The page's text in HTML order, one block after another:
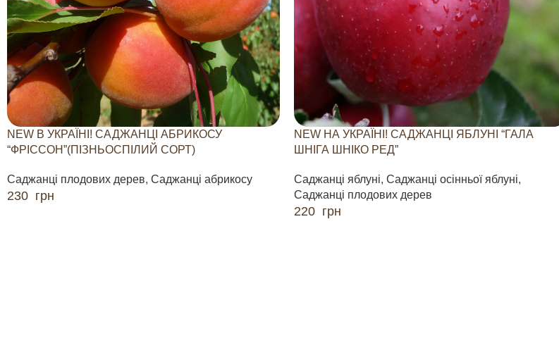
NEW В УКРАЇНІ! САДЖАНЦІ АБРИКОСУ
“ФРІССОН”(ПІЗНЬОСПІЛИЙ СОРТ)
Саджанці плодових дерев, Саджанці абрикосу
230 грн
NEW НА УКРАЇНІ! САДЖАНЦІ ЯБЛУНІ “ГАЛА
ШНІГА ШНІКО РЕД”
Саджанці яблуні, Саджанці осінньої яблуні,
Саджанці плодових дерев
220 грн